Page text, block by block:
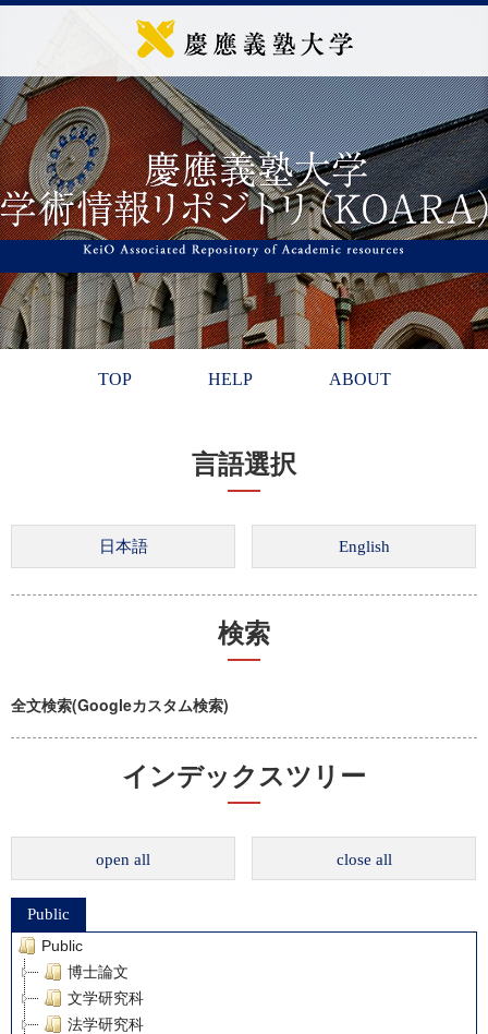
TOP HELP ABOUT
言語選択
検索
全文検索(Googleカスタム検索)
インデックスツリー
open all close all
Public
Public
博士論文
文学研究科
法学研究科